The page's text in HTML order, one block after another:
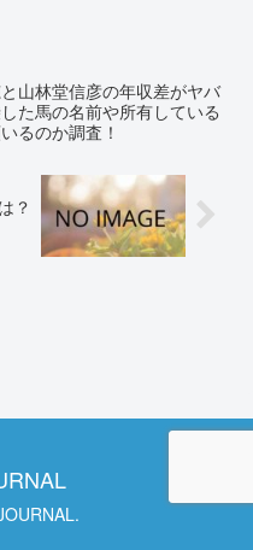
山林堂信彦の年収差がヤバ
た馬の名前や所有している
るのか調査！
？